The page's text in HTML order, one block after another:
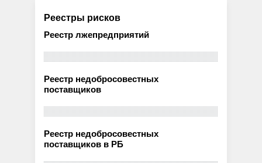
Реестры рисков
Реестр лжепредприятий
Реестр недобросовестных
поставщиков
Реестр недобросовестных
поставщиков в РБ